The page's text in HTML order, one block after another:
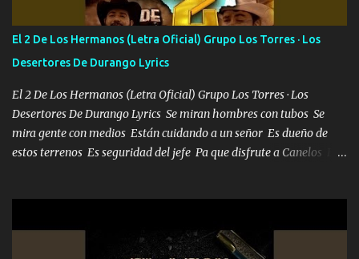
cuenta chequeen gráficas del kitch
El 2 De Los Hermanos (Letra Oficial) Grupo Los Torres · Los
Desertores De Durango Lyrics
El 2 De Los Hermanos (Letra Oficial) Grupo Los Torres · Los
Desertores De Durango Lyrics Se miran hombres con tubos Se
mira gente con medios Están cuidando a un señor Es dueño de
estos terrenos Es seguridad del jefe Pa que disfrute a Canelos Es
ni tampoco las mujeres porque es platica de grandes por eso hay
que estar alegres doy las instrucciones para atender los deberes